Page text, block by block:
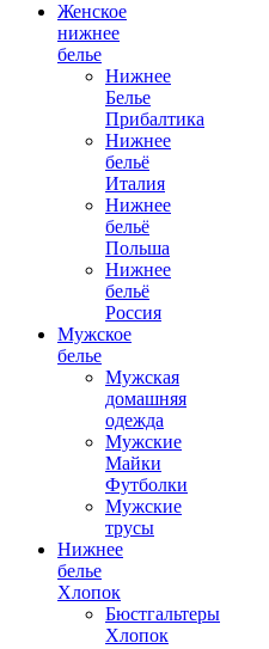
Женское
нижнее
белье
Нижнее
Белье
Прибалтика
Нижнее
бельё
Италия
Нижнее
бельё
Польша
Нижнее
бельё
Россия
Мужское
белье
Мужская
домашняя
одежда
Мужские
Майки
Футболки
Мужские
трусы
Нижнее
белье
Хлопок
Бюстгальтеры
Хлопок